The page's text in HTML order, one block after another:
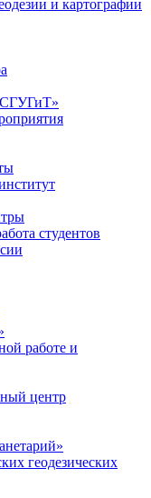
и картографии
студентов
работе и
центр
геодезических